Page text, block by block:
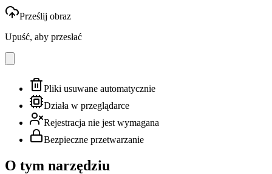
Prześlij obraz
Upuść, aby przesłać
Pliki usuwane automatycznie
Działa w przeglądarce
Rejestracja nie jest wymagana
Bezpieczne przetwarzanie
O tym narzędziu